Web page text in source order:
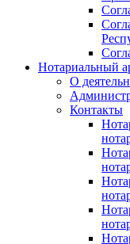
Нотариальный
О
Контакты